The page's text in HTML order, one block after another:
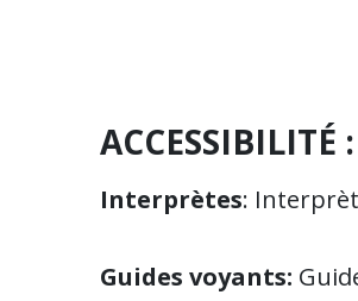
ACCESSIBILITÉ :
Interprètes:
Guides voyants: